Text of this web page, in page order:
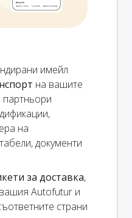
имейл
на вашите
партньори
на
документи
за доставка,
Autofutur и
страни